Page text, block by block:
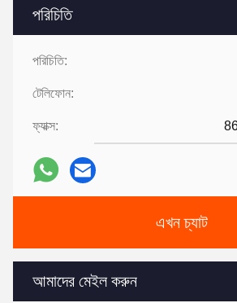
পরিচিতি
পরিচিতি:
টেলিফোন:
ফ্যাক্স:
এখন চ্যাট
আমাদের মেইল ​​করুন